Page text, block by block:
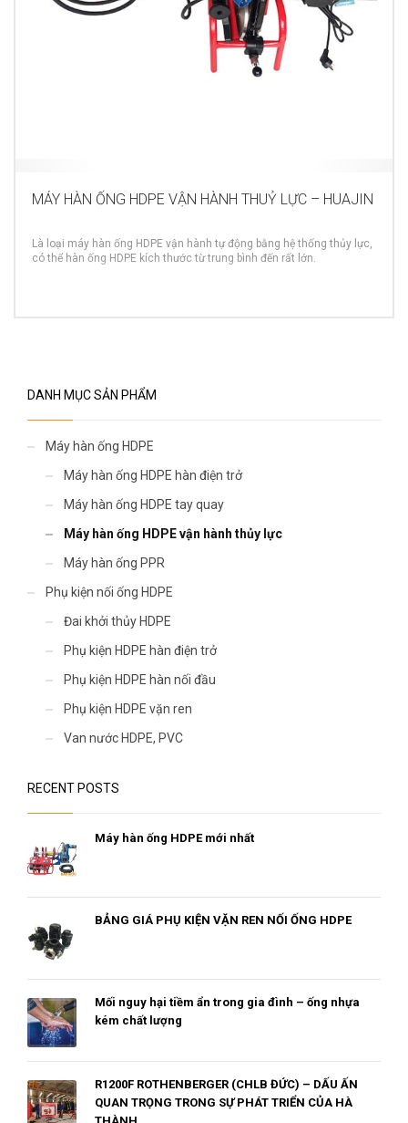
MÁY HÀN ỐNG HDPE VẬN HÀNH THUỶ LỰC – HUAJIN
Là loại máy hàn ống HDPE vận hành tự động bằng hệ thống thủy lực,
có thể hàn ống HDPE kích thước từ trung bình đến rất lớn.
DANH MỤC SẢN PHẨM
Máy hàn ống HDPE
Máy hàn ống HDPE hàn điện trở
Máy hàn ống HDPE tay quay
Máy hàn ống HDPE vận hành thủy lực
Máy hàn ống PPR
Phụ kiện nối ống HDPE
Đai khởi thủy HDPE
Phụ kiện HDPE hàn điện trở
Phụ kiện HDPE hàn nối đầu
Phụ kiện HDPE vặn ren
Van nước HDPE, PVC
RECENT POSTS
Máy hàn ống HDPE mới nhất
BẢNG GIÁ PHỤ KIỆN VẶN REN NỐI ỐNG HDPE
Mối nguy hại tiềm ẩn trong gia đình – ống nhựa
kém chất lượng
R1200F ROTHENBERGER (CHLB ĐỨC) – DẤU ẤN
QUAN TRỌNG TRONG SỰ PHÁT TRIỂN CỦA HÀ